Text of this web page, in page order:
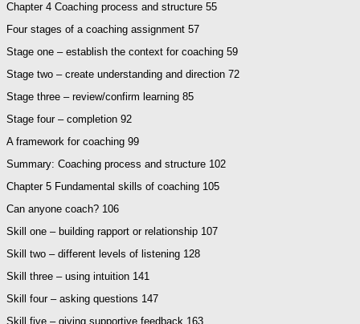
Chapter 4 Coaching process and structure 55
Four stages of a coaching assignment 57
Stage one – establish the context for coaching 59
Stage two – create understanding and direction 72
Stage three – review/confirm learning 85
Stage four – completion 92
A framework for coaching 99
Summary: Coaching process and structure 102
Chapter 5 Fundamental skills of coaching 105
Can anyone coach? 106
Skill one – building rapport or relationship 107
Skill two – different levels of listening 128
Skill three – using intuition 141
Skill four – asking questions 147
Skill five – giving supportive feedback 163